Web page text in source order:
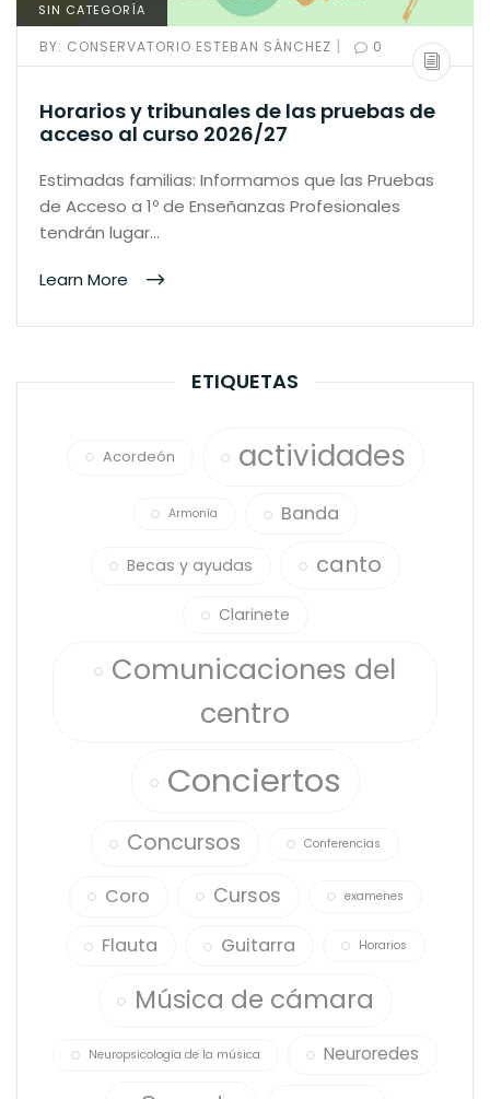
SIN CATEGORÍA
BY: CONSERVATORIO ESTEBAN SÁNCHEZ | 0
Horarios y tribunales de las pruebas de
acceso al curso 2026/27
Estimadas familias: Informamos que las Pruebas
de Acceso a 1º de Enseñanzas Profesionales
tendrán lugar…
Learn More
ETIQUETAS
Acordeón actividades
Armonía Banda
Becas y ayudas canto
Clarinete
Comunicaciones del
centro
Conciertos
Concursos Conferencias
Coro Cursos examenes
Flauta Guitarra Horarios
Música de cámara
Neuropsicología de la música Neuroredes